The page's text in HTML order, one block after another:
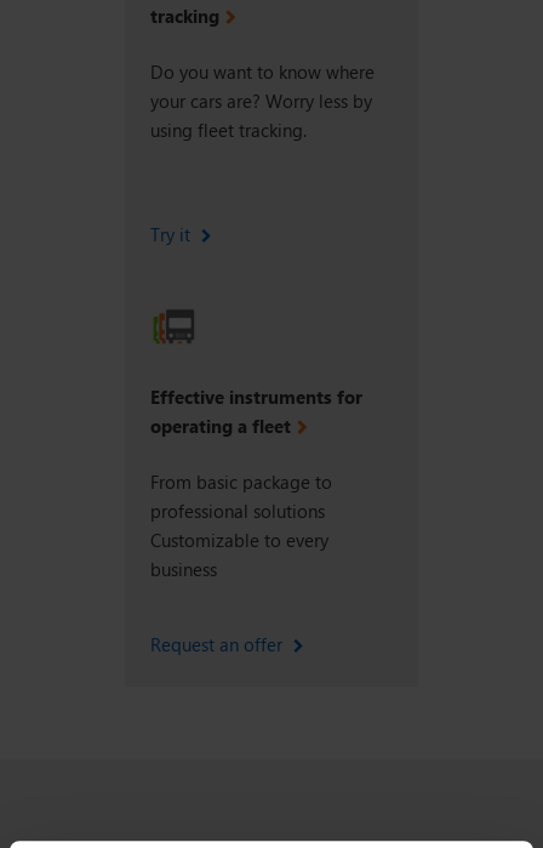
tracking
Do you want to know where
your cars are? Worry less by
using fleet tracking.
Try it
Effective instruments for
operating a fleet
From basic package to
professional solutions
Customizable to every
business
Request an offer